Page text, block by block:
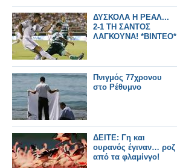
ΔΥΣΚΟΛΑ Η ΡΕΑΛ...
2-1 ΤΗ ΣΑΝΤΟΣ
ΛΑΓΚΟΥΝΑ! *ΒΙΝΤΕΟ*
Πνιγμός 77χρονου
στο Ρέθυμνο
ΔΕΙΤΕ: Γη και
ουρανός έγιναν… ροζ
από τα φλαμίνγο!